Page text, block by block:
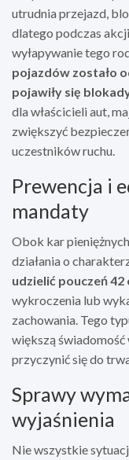
utrudnia przejazd,
dlatego podczas
wyłapywanie tego
pojazdów zostało
pojawiły się
dla właścicieli aut,
zwiększyć
uczestników ruchu.
Prewencja i
mandaty
Obok kar
działania o
udzielić pouczeń 42
wykroczenia lub
zachowania. Tego
większą
przyczynić się do
Sprawy
wyjaśnienia
Nie wszystkie